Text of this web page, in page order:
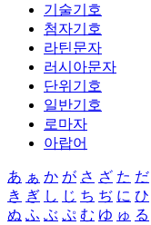
기술기호
첨자기호
라틴문자
러시아문자
단위기호
일반기호
로마자
아랍어
あ ぁ か が さ ざ た だ
き ぎ し じ ち ぢ に ひ
ぬ ふ ぶ ぷ む ゆ ゅ る